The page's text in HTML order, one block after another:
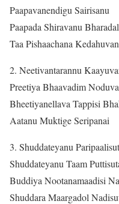
Paapavanendigu Sairisanu
Paapada Shiravanu
Taa Pishaachana
2. Neetivantarannu
Preetiya Bhaavadim
Bheetiyanellava Tappisi
Aatanu Muktige Seripanai
3. Shuddateyanu
Shuddateyanu Taam
Buddiya Nootanamaadisi
Shuddara Maargadol